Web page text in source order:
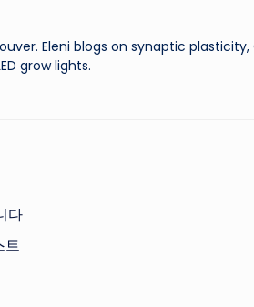
Eleni blogs on synaptic
grow lights.
다
트